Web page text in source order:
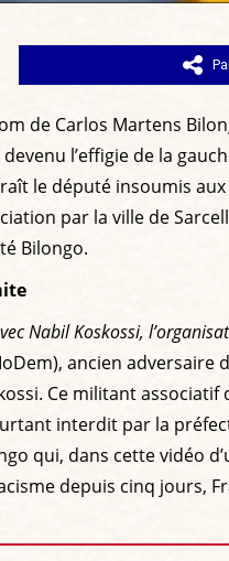
de Carlos Martens
l’effigie de la
le député insoumis
par la ville de
Bilongo.
Nabil Koskossi,
ancien
Ce militant
interdit par la
qui, dans cette vidéo
depuis cinq jours,